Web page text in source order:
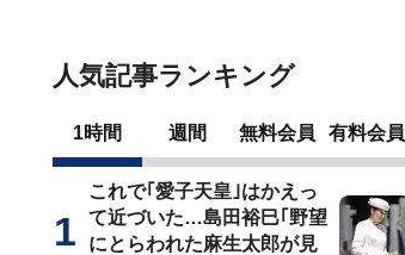
人気記事ランキング
1時間 週間 無料会員 有料会員
これで｢愛子天皇｣はかえっ
て近づいた…島田裕巳｢野望
にとらわれた麻生太郎が見